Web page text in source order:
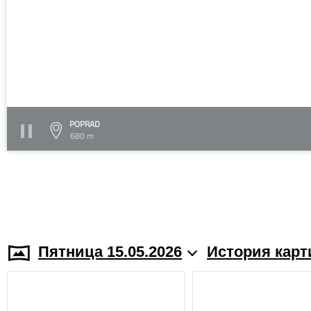
POPRAD
680 m
Пятница 15.05.2026 История